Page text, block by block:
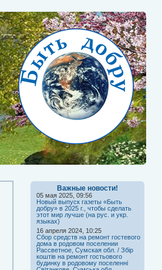
Важные новости!
05 мая 2025, 09:56
Новый выпуск газеты «Быть
добру» в 2025 г., чтобы сделать
этот мир лучше (на рус. и укр.
языках)
16 апреля 2024, 10:25
Сбор средств на ремонт гостевого
дома в родовом поселении
Рассветное, Сумская обл. / Збір
коштів на ремонт гостьового
будинку в родовому поселенні